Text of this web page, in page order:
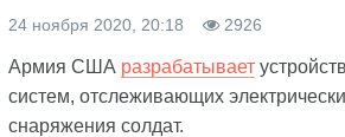
24 ноября 2020, 20:18 2926
Армия США разрабатывает
систем, отслеживающих
снаряжения солдат.